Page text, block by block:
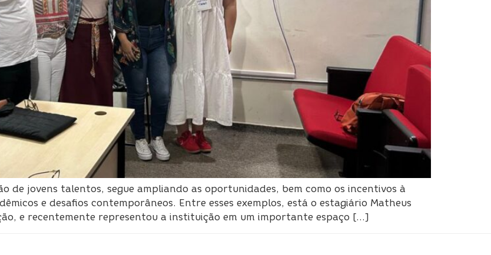
de jovens talentos, segue ampliando as oportunidades, bem como os incentivos à
e desafios contemporâneos. Entre esses exemplos, está o estagiário Matheus
e recentemente representou a instituição em um importante espaço […]